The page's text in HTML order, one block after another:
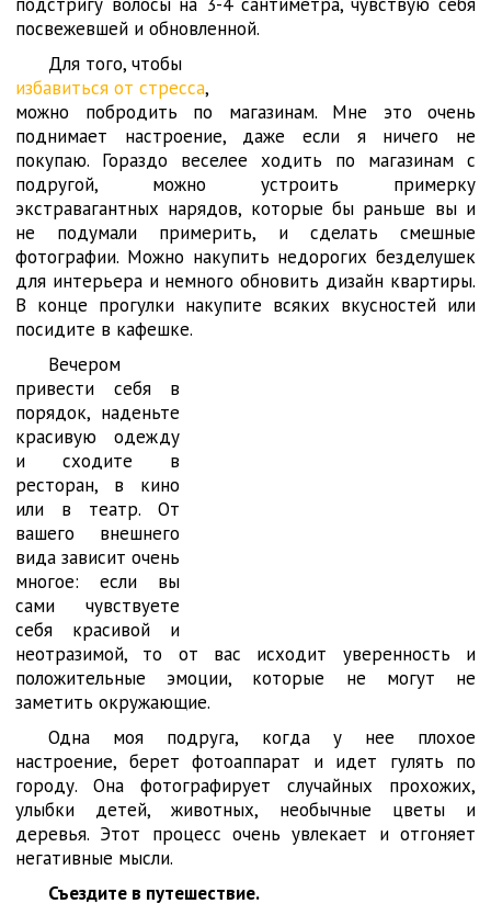
посвежевшей и обновленной.
Для того, чтобы
избавиться от стресса,
можно побродить по магазинам. Мне это очень
поднимает настроение, даже если я ничего не
покупаю. Гораздо веселее ходить по магазинам с
подругой, можно устроить примерку
экстравагантных нарядов, которые бы раньше вы и
не подумали примерить, и сделать смешные
фотографии. Можно накупить недорогих безделушек
для интерьера и немного обновить дизайн квартиры.
В конце прогулки накупите всяких вкусностей или
посидите в кафешке.
Вечером
привести себя в
порядок, наденьте
красивую одежду
и сходите в
ресторан, в кино
или в театр. От
вашего внешнего
вида зависит очень
многое: если вы
сами чувствуете
себя красивой и
неотразимой, то от вас исходит уверенность и
положительные эмоции, которые не могут не
заметить окружающие.
Одна моя подруга, когда у нее плохое
настроение, берет фотоаппарат и идет гулять по
городу. Она фотографирует случайных прохожих,
улыбки детей, животных, необычные цветы и
деревья. Этот процесс очень увлекает и отгоняет
негативные мысли.
Съездите в путешествие.